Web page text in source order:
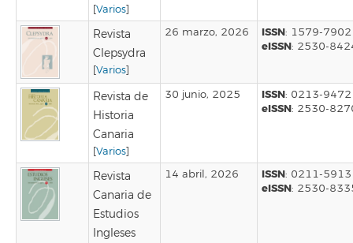
[Varios]
Revista
Clepsydra
[Varios]
26 marzo, 2026 ISSN: 1579-7902
eISSN: 2530-
Revista de
Historia
Canaria
[Varios]
30 junio, 2025 ISSN: 0213-9472
eISSN: 2530-
Revista
Canaria de
Estudios
Ingleses
14 abril, 2026 ISSN: 0211-5913
eISSN: 2530-